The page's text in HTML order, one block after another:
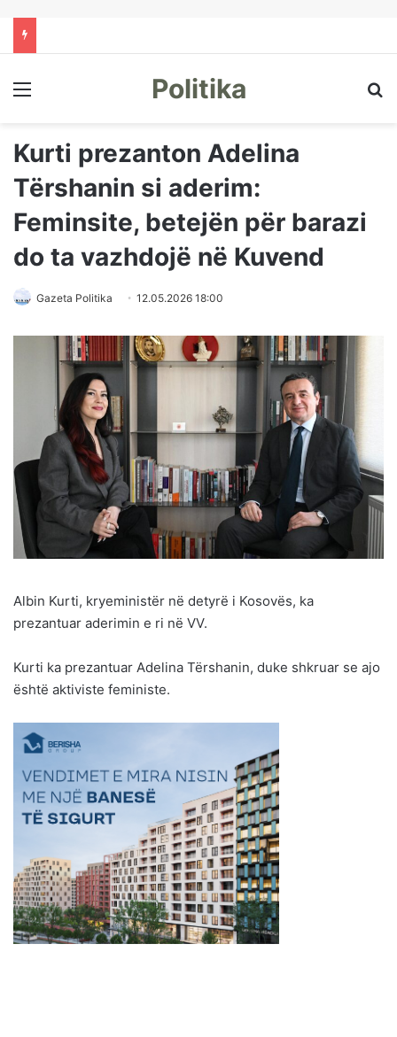
Menu Politika
Kurti prezanton Adelina
Tërshanin si aderim:
Feminsite, betejën për barazi
do ta vazhdojë në Kuvend
Gazeta Politika 12.05.2026 18:00
Albin Kurti, kryeministër në detyrë i Kosovës, ka
prezantuar aderimin e ri në VV.
Kurti ka prezantuar Adelina Tërshanin, duke shkruar se ajo
është aktiviste feministe.